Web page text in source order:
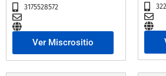
3175528572
Ver Miscrositio